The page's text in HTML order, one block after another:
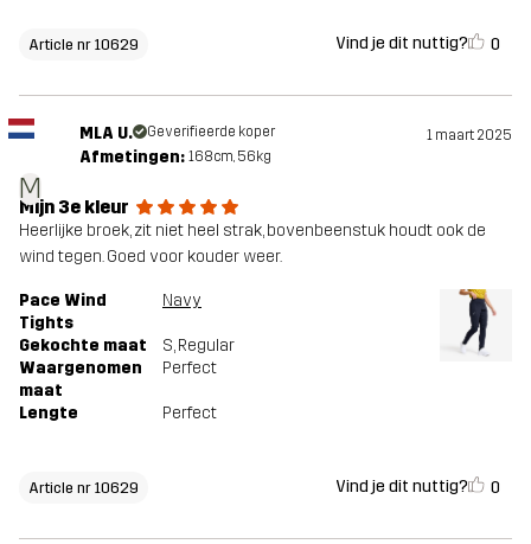
Article nr 10629 Vind je dit nuttig? 0
M
MLA U. Geverifieerde koper 1 maart 2025
Afmetingen: 168cm, 56kg
Mijn 3e kleur
Heerlijke broek, zit niet heel strak, bovenbeenstuk houdt ook de
wind tegen. Goed voor kouder weer.
Pace Wind
Tights
Navy
Gekochte maat S, Regular
Waargenomen
maat
Perfect
Lengte Perfect
Article nr 10629 Vind je dit nuttig? 0